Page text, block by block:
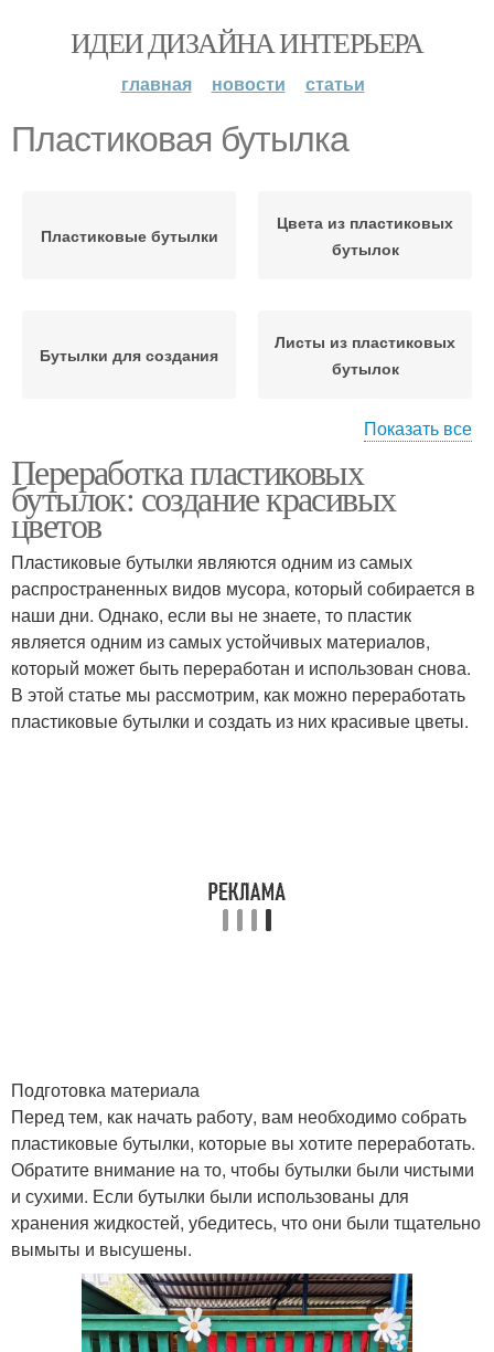
ИДЕИ ДИЗАЙНА ИНТЕРЬЕРА
главная новости статьи
Пластиковая бутылка
Пластиковые бутылки
Цвета из пластиковых
бутылок
Бутылки для создания
Листы из пластиковых
бутылок
Листики из
пластиковых бутылок
Бутылка для создания
Бутылки в цветы
Лепесток из
пластиковой бутылки
Листы для
пластикового цветка
Магнолии из
пластиковых бутылок
бутылки
Кукла из стеклянных
бутылок
Кукла на бутылке
Кукла из пластиковых
бутылок
Показать все
Переработка пластиковых
бутылок: создание красивых
цветов
Пластиковые бутылки являются одним из самых
распространенных видов мусора, который собирается в
наши дни. Однако, если вы не знаете, то пластик
является одним из самых устойчивых материалов,
который может быть переработан и использован снова.
В этой статье мы рассмотрим, как можно переработать
пластиковые бутылки и создать из них красивые цветы.
Подготовка материала
Перед тем, как начать работу, вам необходимо собрать
пластиковые бутылки, которые вы хотите переработать.
Обратите внимание на то, чтобы бутылки были чистыми
и сухими. Если бутылки были использованы для
хранения жидкостей, убедитесь, что они были тщательно
вымыты и высушены.